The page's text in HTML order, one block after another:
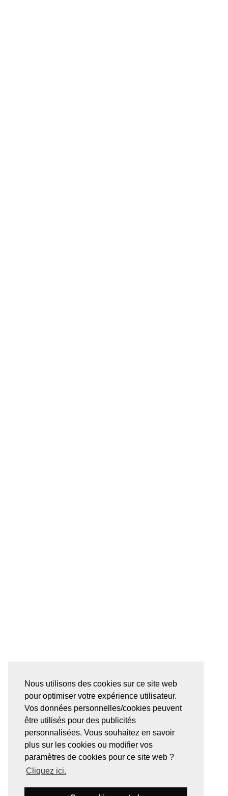
Nous utilisons des cookies sur ce site web
pour optimiser votre expérience utilisateur.
Vos données personnelles/cookies peuvent
être utilisés pour des publicités
personnalisées. Vous souhaitez en savoir
plus sur les cookies ou modifier vos
paramètres de cookies pour ce site web ?
Cliquez ici.